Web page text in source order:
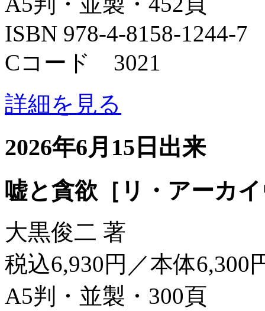
ISBN 978-4-8158-1244-7
Cコード 3021
詳細を見る
2026年6月15日出来
嘘と貪欲［リ・アーカ
大黒俊二 著
税込6,930円／本体6,300
A5判・並製・300頁